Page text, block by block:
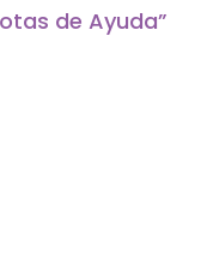
de Ayuda”